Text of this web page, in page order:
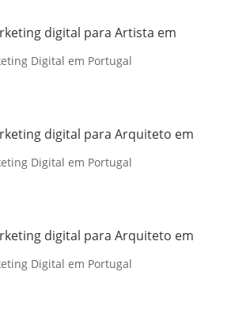
digital para Artista em
Digital em Portugal
digital para Arquiteto em
Digital em Portugal
digital para Arquiteto em
Digital em Portugal